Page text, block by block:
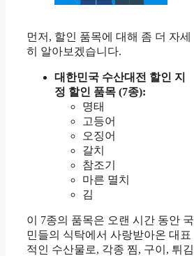
먼저, 할인 품목에 대해 좀 더 자세
히 알아보겠습니다.
대한민국 수산대전 할인 지
정 할인 품목 (7종):
명태
고등어
오징어
갈치
참조기
마른 멸치
김
이 7종의 품목은 오랜 시간 동안 국
민들의 식탁에서 사랑받아온 대표
적인 수산물로, 각종 찜, 구이, 튀김